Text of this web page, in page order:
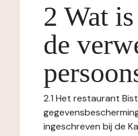
2 Wat
de
2.1 Het restaurant
ingeschreven bij de